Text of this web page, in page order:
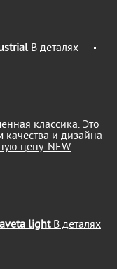
В деталях
классика. Это
и дизайна
цену. NEW
light В деталях